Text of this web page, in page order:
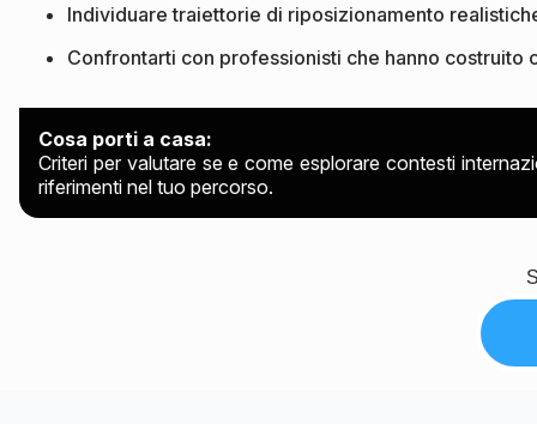
Individuare traiettorie di riposizionamento
Confrontarti con professionisti che hanno
Cosa porti a casa:
Criteri per valutare se e come esplorare contesti
riferimenti nel tuo percorso.